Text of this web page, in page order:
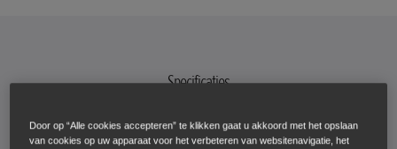
Specificaties
UW SNEEUWFREES IN DETAIL
Door op “Alle cookies accepteren” te klikken gaat u akkoord met het opslaan
van cookies op uw apparaat voor het verbeteren van websitenavigatie, het